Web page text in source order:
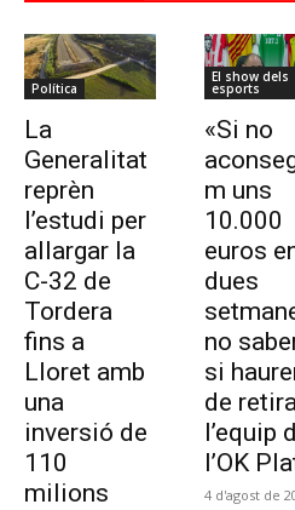
Política
La
Generalitat
reprèn
l’estudi per
allargar la
C-32 de
Tordera
fins a
Lloret amb
una
inversió de
110
milions
El show dels
esports
«Si no
m uns
10.000
euros
dues
no
si
de
l’equip
l’OK
4 d'agost de